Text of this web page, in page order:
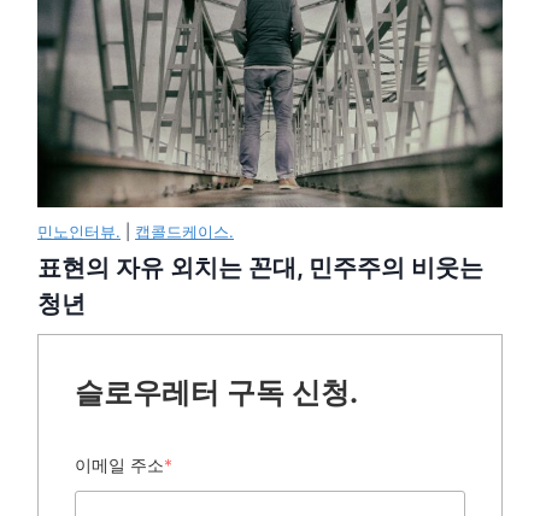
민노인터뷰. 캡콜드케이스.
표현의 자유 외치는 꼰대, 민주주의 비웃는
청년
슬로우레터 구독 신청.
이메일 주소*